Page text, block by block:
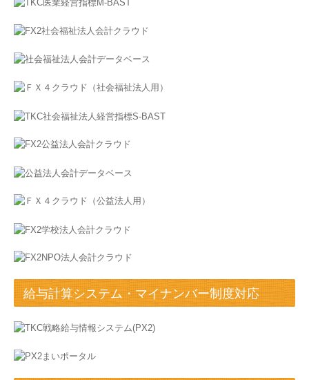
給与計算システム・マイナンバー制度対応